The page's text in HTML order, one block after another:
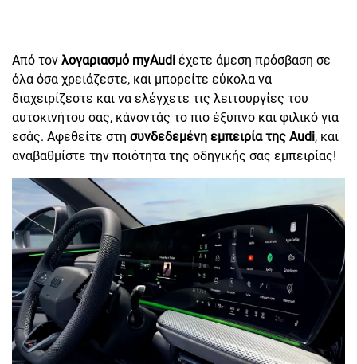
Από τον λογαριασμό myAudi έχετε άμεση πρόσβαση σε
όλα όσα χρειάζεστε, και μπορείτε εύκολα να
διαχειρίζεστε και να ελέγχετε τις λειτουργίες του
αυτοκινήτου σας, κάνοντάς το πιο έξυπνο και φιλικό για
εσάς. Αφεθείτε στη συνδεδεμένη εμπειρία της Audi, και
αναβαθμίστε την ποιότητα της οδηγικής σας εμπειρίας!